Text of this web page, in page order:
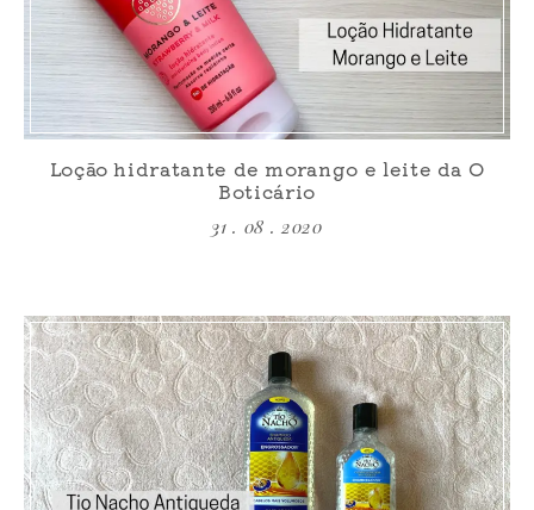
Loção hidratante de morango e leite da O
Boticário
31 . 08 . 2020